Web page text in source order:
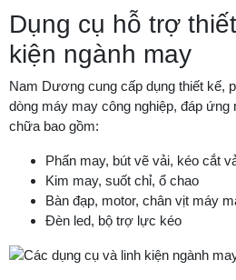
Dụng cụ hỗ trợ
kiện ngành may
Nam Dương cung cấp dụng thiết kế,
dòng máy may công nghiệp, đáp
chữa bao gồm:
Phấn may, bút vẽ vải, kéo cắt
Kim may, suốt chỉ, ổ chao
Bàn đạp, motor, chân vịt máy
Đèn led, bộ trợ lực kéo